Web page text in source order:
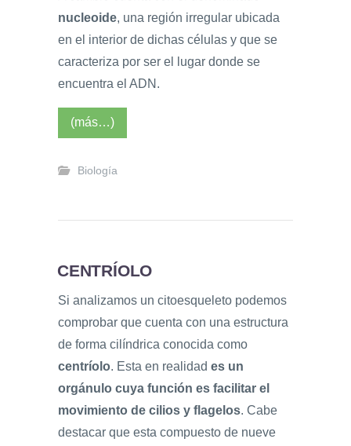
nucleoide, una región irregular ubicada
en el interior de dichas células y que se
caracteriza por ser el lugar donde se
encuentra el ADN.
(más…)
Biología
CENTRÍOLO
Si analizamos un citoesqueleto podemos
comprobar que cuenta con una estructura
de forma cilíndrica conocida como
centríolo. Esta en realidad es un
orgánulo cuya función es facilitar el
movimiento de cilios y flagelos. Cabe
destacar que esta compuesto de nueve